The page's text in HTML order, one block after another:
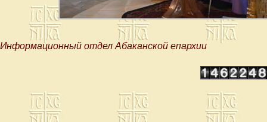
Информационный отдел Абаканской епархии